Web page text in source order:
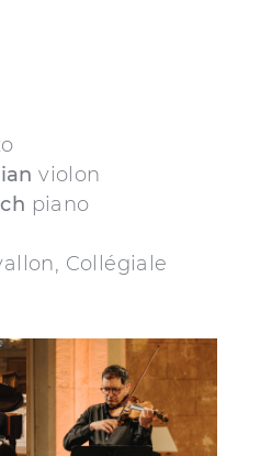
violon
piano
Collégiale